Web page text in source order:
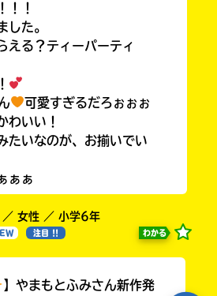
！！
した。
える？ティーパーティ
可愛すぎるだろぉぉぉ
わいい！
たいなのが、お揃いでい
ぁぁ
／ 女性 ／ 小学6年
注目 !! わかる
】やまもとふみさん新作発